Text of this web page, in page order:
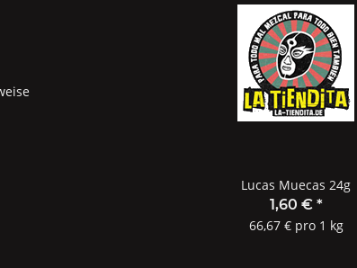
Lucas Muecas 24g
1,60 € *
66,67 € pro 1 kg